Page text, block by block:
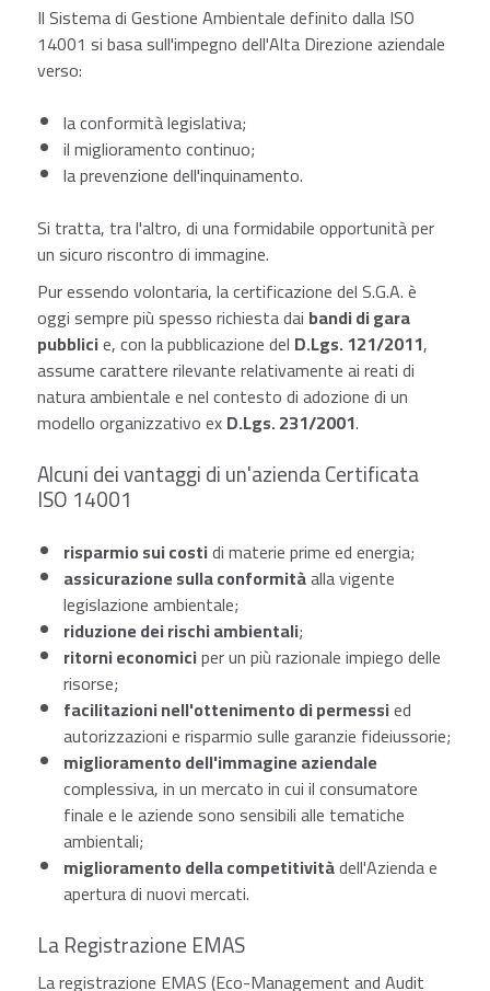
Il Sistema di Gestione Ambientale definito dalla ISO
14001 si basa sull'impegno dell'Alta Direzione aziendale
verso:
la conformità legislativa;
il miglioramento continuo;
la prevenzione dell'inquinamento.
Si tratta, tra l'altro, di una formidabile opportunità per
un sicuro riscontro di immagine.
Pur essendo volontaria, la certificazione del S.G.A. è
oggi sempre più spesso richiesta dai bandi di gara
pubblicie, con la pubblicazione del D.Lgs. 121/2011,
assume carattere rilevante relativamente ai reati di
natura ambientale e nel contesto di adozione di un
modello organizzativo exD.Lgs. 231/2001.
Alcuni dei vantaggi di un'azienda Certificata
ISO 14001
risparmio sui costidi materie prime ed energia;
assicurazione sulla conformitàalla vigente
legislazione ambientale;
riduzione dei rischi ambientali;
ritorni economiciper un più razionale impiego delle
risorse;
facilitazioni nell'ottenimento di permessied
autorizzazioni e risparmio sulle garanzie fideiussorie;
miglioramento dell'immagine aziendale
complessiva, in un mercato in cui il consumatore
finale e le aziende sono sensibili alle tematiche
ambientali;
miglioramento della competitivitàdell'Azienda e
apertura di nuovi mercati.
La Registrazione EMAS
La registrazione EMAS (Eco-Management and Audit